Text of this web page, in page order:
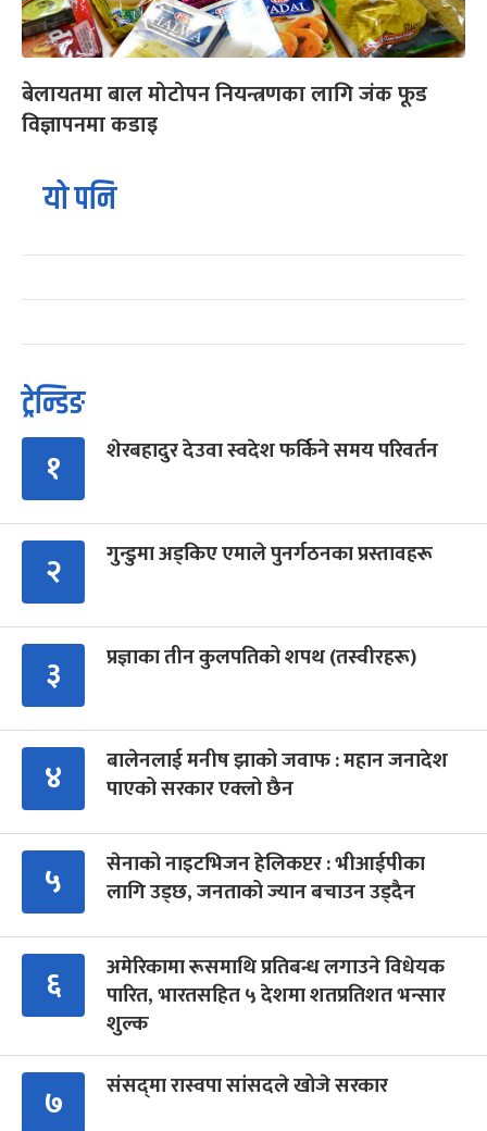
बेलायतमा बाल मोटोपन नियन्त्रणका लागि जंक फूड
विज्ञापनमा कडाइ
यो पनि
ट्रेन्डिङ
१ शेरबहादुर देउवा स्वदेश फर्किने समय परिवर्तन
२ गुन्डुमा अड्किए एमाले पुनर्गठनका प्रस्तावहरू
३ प्रज्ञाका तीन कुलपतिको शपथ (तस्वीरहरू)
४
बालेनलाई मनीष झाको जवाफ : महान जनादेश
पाएको सरकार एक्लो छैन
५
सेनाको नाइटभिजन हेलिकप्टर : भीआईपीका
लागि उड्छ, जनताको ज्यान बचाउन उड्दैन
६
अमेरिकामा रूसमाथि प्रतिबन्ध लगाउने विधेयक
पारित, भारतसहित ५ देशमा शतप्रतिशत भन्सार
शुल्क
७ संसद्‍मा रास्वपा सांसदले खोजे सरकार